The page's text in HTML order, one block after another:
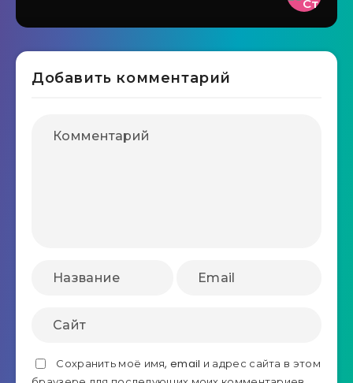
Добавить комментарий
Сохранить моё имя, email и адрес сайта в этом